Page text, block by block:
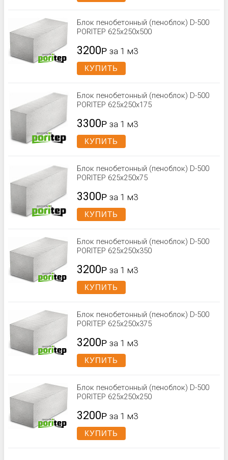
Блок пенобетонный (пеноблок) D-500
PORITEP 625x250x500
3200Р за 1 м3
КУПИТЬ
Блок пенобетонный (пеноблок) D-500
PORITEP 625х250х175
3300Р за 1 м3
КУПИТЬ
Блок пенобетонный (пеноблок) D-500
PORITEP 625x250x75
3300Р за 1 м3
КУПИТЬ
Блок пенобетонный (пеноблок) D-500
PORITEP 625x250x350
3200Р за 1 м3
КУПИТЬ
Блок пенобетонный (пеноблок) D-500
PORITEP 625x250x375
3200Р за 1 м3
КУПИТЬ
Блок пенобетонный (пеноблок) D-500
PORITEP 625х250х250
3200Р за 1 м3
КУПИТЬ